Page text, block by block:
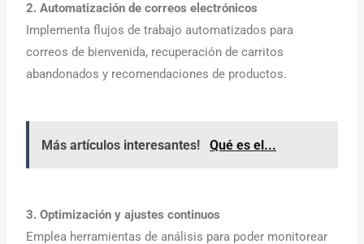
2. Automatización de correos electrónicos
Implementa flujos de trabajo automatizados para
correos de bienvenida, recuperación de carritos
abandonados y recomendaciones de productos.
Más artículos interesantes! Qué es el...
3. Optimización y ajustes continuos
Emplea herramientas de análisis para poder monitorear